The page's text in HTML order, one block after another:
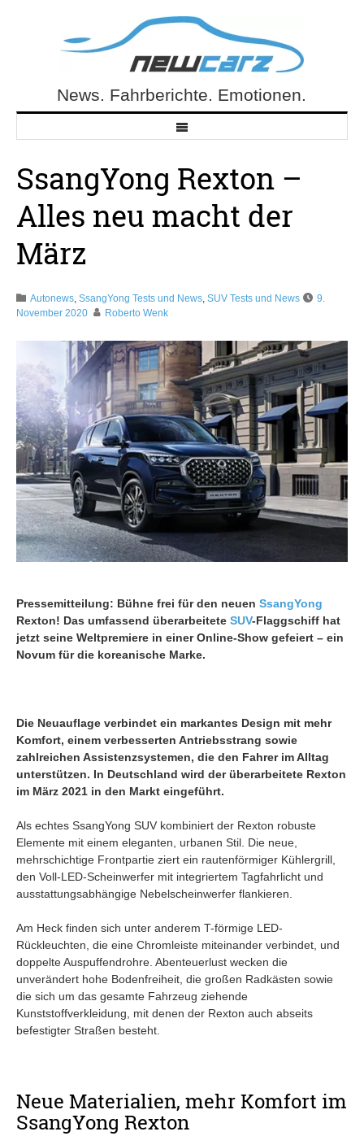
NewCarz.deNews. Fahrberichte. Emotionen.
SsangYong Rexton –
Alles neu macht der
März
Autonews, SsangYong Tests und News, SUV Tests und News
9.
November 2020
Roberto Wenk
Pressemitteilung: Bühne frei für den neuen SsangYong
Rexton! Das umfassend überarbeitete SUV-Flaggschiff hat
jetzt seine Weltpremiere in einer Online-Show gefeiert – ein
Novum für die koreanische Marke.
Die Neuauflage verbindet ein markantes Design mit mehr
Komfort, einem verbesserten Antriebsstrang sowie
zahlreichen Assistenzsystemen, die den Fahrer im Alltag
unterstützen. In Deutschland wird der überarbeitete Rexton
im März 2021 in den Markt eingeführt.
Als echtes SsangYong SUV kombiniert der Rexton robuste
Elemente mit einem eleganten, urbanen Stil. Die neue,
mehrschichtige Frontpartie ziert ein rautenförmiger Kühlergrill,
den Voll-LED-Scheinwerfer mit integriertem Tagfahrlicht und
ausstattungsabhängige Nebelscheinwerfer flankieren.
Am Heck finden sich unter anderem T-förmige LED-
Rückleuchten, die eine Chromleiste miteinander verbindet, und
doppelte Auspuffendrohre. Abenteuerlust wecken die
unverändert hohe Bodenfreiheit, die großen Radkästen sowie
die sich um das gesamte Fahrzeug ziehende
Kunststoffverkleidung, mit denen der Rexton auch abseits
befestigter Straßen besteht.
Neue Materialien, mehr Komfort im
SsangYong Rexton